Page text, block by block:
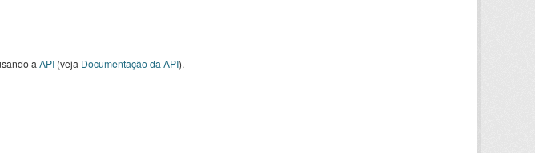
a API(veja Documentação da API).